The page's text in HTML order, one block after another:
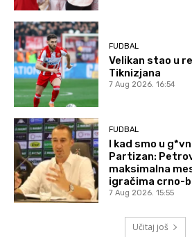
FUDBAL
Velikan stao u
Tiknizjana
7 Aug 2026. 16:54
FUDBAL
I kad smo u
Partizan:
maksimalna
igračima crno-
7 Aug 2026. 15:55
Učitaj još